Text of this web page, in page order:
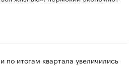
итогам квартала увеличились